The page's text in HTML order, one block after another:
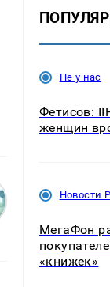
Не у нас
Фетисов:
женщин
Новости
МегаФон
«книжек»